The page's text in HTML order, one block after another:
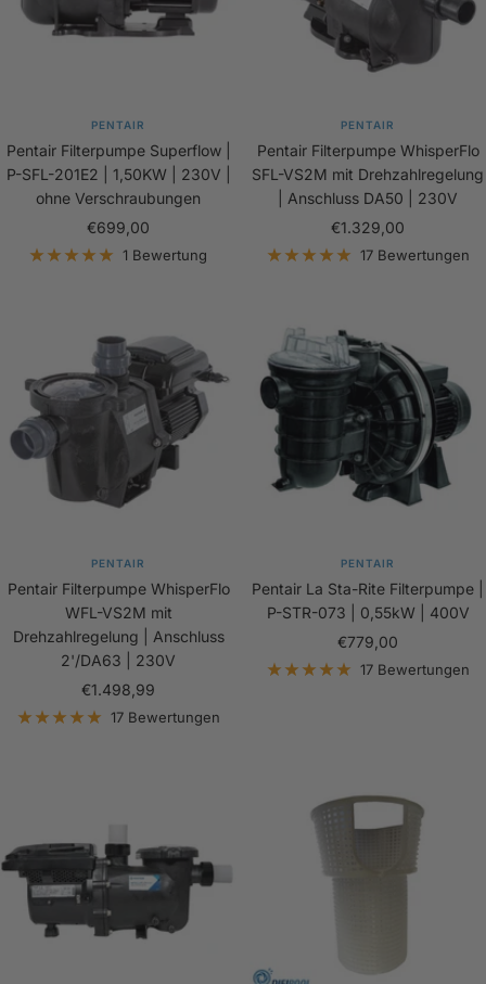
PENTAIR
Pentair Filterpumpe Superflow |
P-SFL-201E2 | 1,50KW | 230V |
ohne Verschraubungen
Angebotspreis
€699,00
1 Bewertung
PENTAIR
Pentair Filterpumpe WhisperFlo
SFL-VS2M mit Drehzahlregelung
| Anschluss DA50 | 230V
Angebotspreis
€1.329,00
17 Bewertungen
PENTAIR
Pentair Filterpumpe WhisperFlo
WFL-VS2M mit
Drehzahlregelung | Anschluss
2'/DA63 | 230V
Angebotspreis
€1.498,99
17 Bewertungen
PENTAIR
Pentair La Sta-Rite Filterpumpe |
P-STR-073 | 0,55kW | 400V
Angebotspreis
€779,00
17 Bewertungen